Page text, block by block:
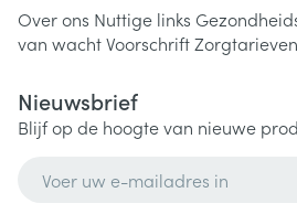
Over ons Nuttige links
van wachtVoorschriftZorgtarieven
Nieuwsbrief
Blijf op de hoogte van nieuwe